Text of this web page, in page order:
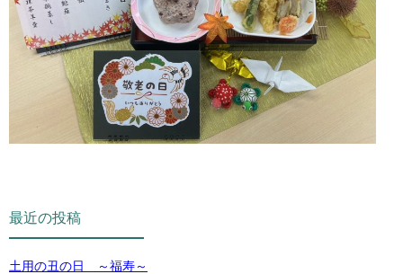
最近の投稿
土用の丑の日 ～福寿～